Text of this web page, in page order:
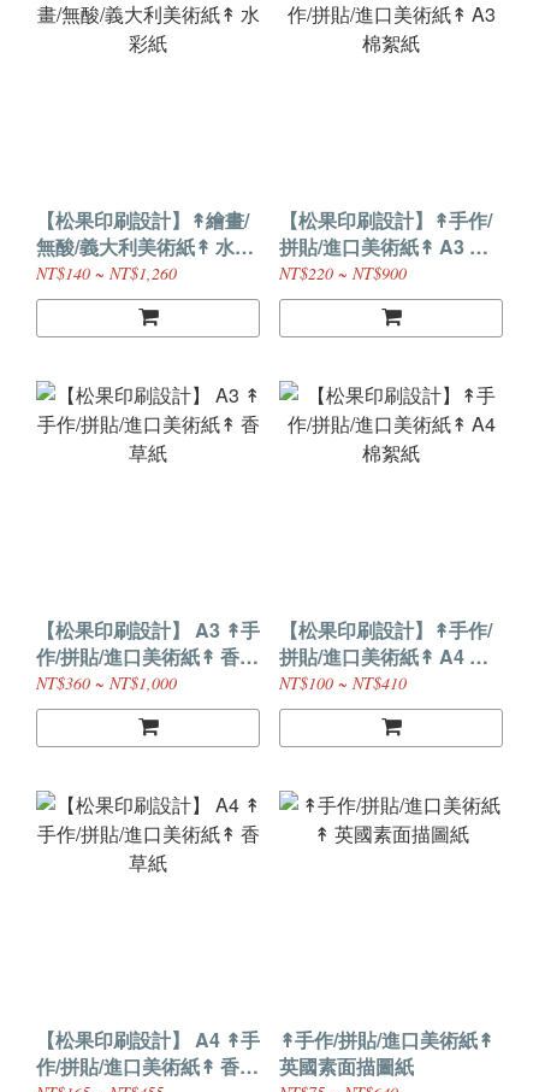
【松果印刷設計】↟繪畫/
無酸/義大利美術紙↟ 水彩
紙
NT$140 ~ NT$1,260
【松果印刷設計】↟手作/
拼貼/進口美術紙↟ A3 棉
絮紙
NT$220 ~ NT$900
【松果印刷設計】 A3 ↟手
作/拼貼/進口美術紙↟ 香草
紙
NT$360 ~ NT$1,000
【松果印刷設計】↟手作/
拼貼/進口美術紙↟ A4 棉
絮紙
NT$100 ~ NT$410
【松果印刷設計】 A4 ↟手
作/拼貼/進口美術紙↟ 香草
↟手作/拼貼/進口美術紙↟
英國素面描圖紙